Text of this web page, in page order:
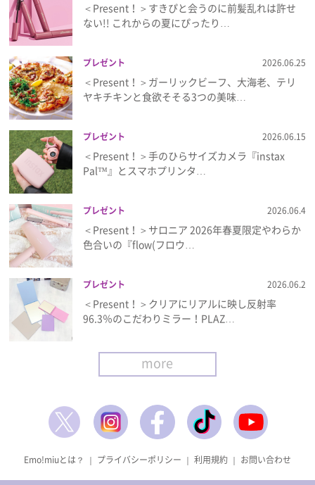
＜Present！＞すきぴと会うのに前髪乱れは許せ
ない!! これからの夏にぴったり…
プレゼント 2026.06.25
＜Present！＞ガーリックビーフ、大海老、テリ
ヤキチキンと食欲そそる3つの美味…
プレゼント 2026.06.15
＜Present！＞手のひらサイズカメラ『instax
Pal™』とスマホプリンタ…
プレゼント 2026.06.4
＜Present！＞サロニア 2026年春夏限定やわらか
色合いの『flow(フロウ…
プレゼント 2026.06.2
＜Present！＞クリアにリアルに映し反射率
96.3％のこだわりミラー！PLAZ…
more
Emo!miuとは？ ｜ プライバシーポリシー ｜ 利用規約 ｜ お問い合わせ